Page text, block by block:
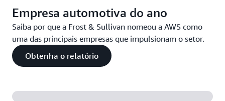
Empresa automotiva do ano
Saiba por que a Frost & Sullivan nomeou a AWS como
uma das principais empresas que impulsionam o setor.
Obtenha o relatório